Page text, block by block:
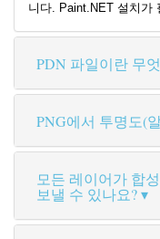
니다. Paint.NET 설치가
PDN 파일이란 무
PNG에서 투명도(
모든 레이어가 합
보낼 수 있나요?